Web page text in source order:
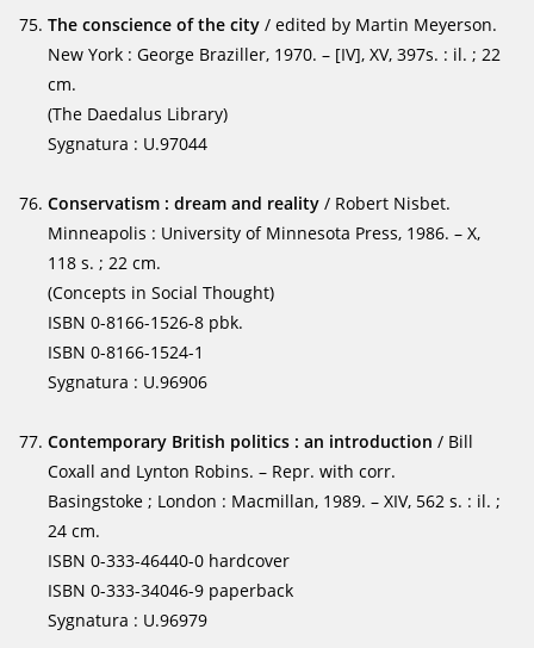
The conscience of the city / edited by Martin Meyerson.
New York : George Braziller, 1970. – [IV], XV, 397s. : il. ; 22
cm.
(The Daedalus Library)
Sygnatura : U.97044
Conservatism : dream and reality / Robert Nisbet.
Minneapolis : University of Minnesota Press, 1986. – X,
118 s. ; 22 cm.
(Concepts in Social Thought)
ISBN 0-8166-1526-8 pbk.
ISBN 0-8166-1524-1
Sygnatura : U.96906
Contemporary British politics : an introduction / Bill
Coxall and Lynton Robins. – Repr. with corr.
Basingstoke ; London : Macmillan, 1989. – XIV, 562 s. : il. ;
24 cm.
ISBN 0-333-46440-0 hardcover
ISBN 0-333-34046-9 paperback
Sygnatura : U.96979